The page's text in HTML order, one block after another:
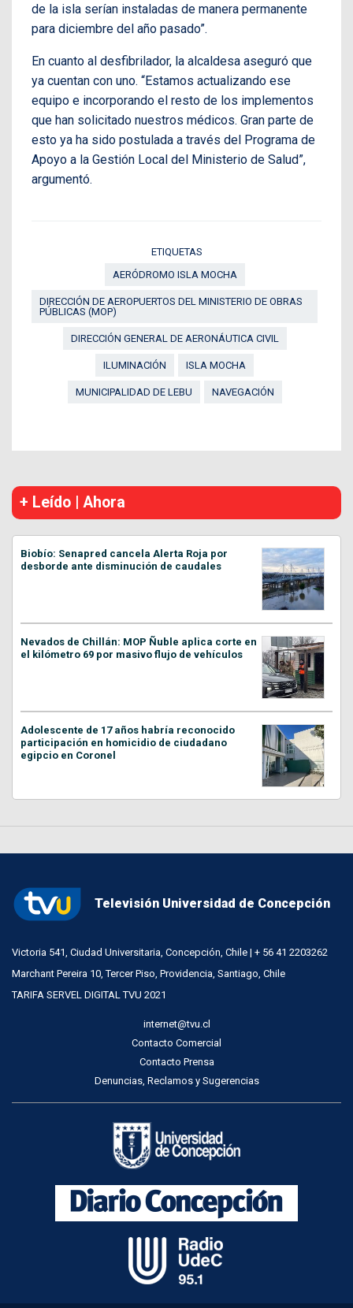
de la isla serían instaladas de manera permanente
para diciembre del año pasado”.
En cuanto al desfibrilador, la alcaldesa aseguró que
ya cuentan con uno. “Estamos actualizando ese
equipo e incorporando el resto de los implementos
que han solicitado nuestros médicos. Gran parte de
esto ya ha sido postulada a través del Programa de
Apoyo a la Gestión Local del Ministerio de Salud”,
argumentó.
ETIQUETAS
AERÓDROMO ISLA MOCHA
DIRECCIÓN DE AEROPUERTOS DEL MINISTERIO DE OBRAS
PÚBLICAS (MOP)
DIRECCIÓN GENERAL DE AERONÁUTICA CIVIL
ILUMINACIÓN ISLA MOCHA
MUNICIPALIDAD DE LEBU NAVEGACIÓN
+ Leído | Ahora
Biobío: Senapred cancela Alerta Roja por
desborde ante disminución de caudales
Nevados de Chillán: MOP Ñuble aplica corte en
el kilómetro 69 por masivo flujo de vehículos
Adolescente de 17 años habría reconocido
participación en homicidio de ciudadano
egipcio en Coronel
Televisión Universidad de Concepción
Victoria 541, Ciudad Universitaria, Concepción, Chile | + 56 41 2203262
Marchant Pereira 10, Tercer Piso, Providencia, Santiago, Chile
TARIFA SERVEL DIGITAL TVU 2021
internet@tvu.cl
Contacto Comercial
Contacto Prensa
Denuncias, Reclamos y Sugerencias